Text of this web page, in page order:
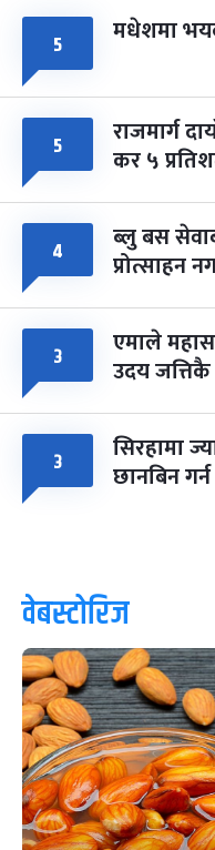
५ मधेशमा
५ राजमार्ग
कर ५
४ ब्लु बस
प्रोत्साहन
३ एमाले
उदय
३ सिरहामा
छानबिन
वेबस्टोरिज